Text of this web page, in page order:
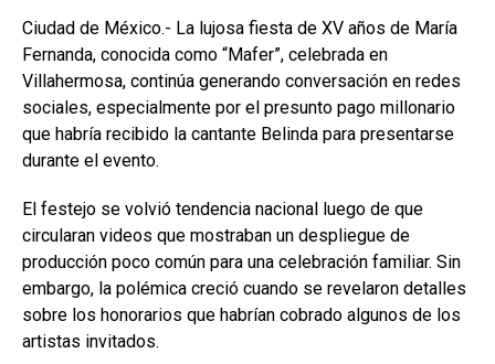
Ciudad de México.- La lujosa fiesta de XV años de María
Fernanda, conocida como “Mafer”, celebrada en
Villahermosa, continúa generando conversación en redes
sociales, especialmente por el presunto pago millonario
que habría recibido la cantante Belinda para presentarse
durante el evento.
El festejo se volvió tendencia nacional luego de que
circularan videos que mostraban un despliegue de
producción poco común para una celebración familiar. Sin
embargo, la polémica creció cuando se revelaron detalles
sobre los honorarios que habrían cobrado algunos de los
artistas invitados.